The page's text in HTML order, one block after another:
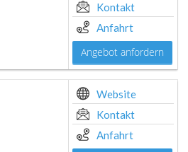
Kontakt
Anfahrt
Angebot anfordern
Website
Kontakt
Anfahrt